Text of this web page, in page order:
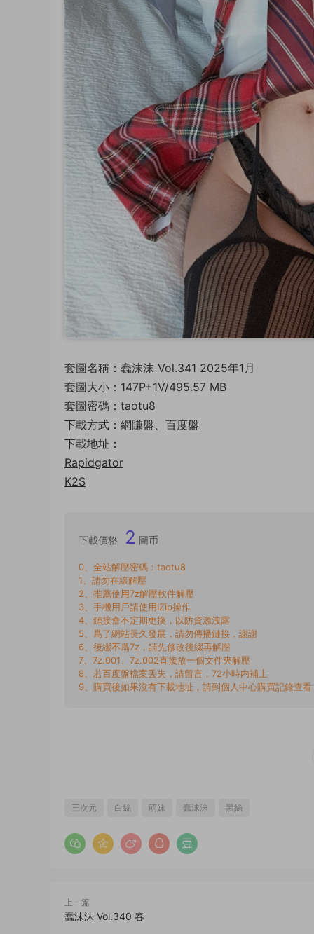
套圖名稱： 蠢沫沫 Vol.341 2025年1月
套圖大小：147P+1V/495.57 MB
套圖密碼：taotu8
下載方式：網賺盤、百度盤
下載地址：
Rapidgator
K2S
下載價格 2 圖币
0、全站解壓密碼：taotu8
1、請勿在線解壓
2、推薦使用7z解壓軟件解壓
3、手機用戶請使用IZip操作
4、鏈接會不定期更換，以防資源洩露
5、爲了網站長久發展，請勿傳播鏈接，謝謝
6、後綴不爲7z，請先修改後綴再解壓
7、7z.001、7z.002直接放一個文件夾解壓
8、若百度盤檔案丢失，請留言，72小時内補上
9、購買後如果沒有下載地址，請到個人中心購買記錄查看
三次元 白絲 萌妹 蠢沫沫 黑絲
上一篇
蠢沫沫 Vol.340 春